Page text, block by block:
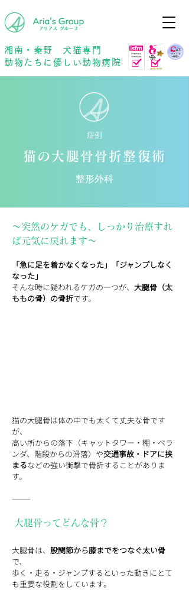
湘南・秦野 犬猫専門
動物たちに優しい動物病院
症例
猫の大腿骨骨折整復術
整形外科
〜突然のケガでも、しっかり治療すれ
ば元気に戻れます〜
「急に足を着かなくなった」「ジャンプしなく
なった」
そんな時に疑われるケガの一つが、 大腿骨（太
ももの骨）の骨折です。
猫の大腿骨は体の中でも太くて丈夫な骨です
が、
高い所からの落下（キャットタワー・棚・ベラ
ンダ、階段からの滑落）や交通事故・ドアに挟
まるなどの強い衝撃で骨折することがありま
す。
⸻
大腿骨ってどんな骨？
大腿骨は、 股関節から膝までをつなぐ太い骨
で、
歩く・走る・ジャンプするといった動きにとて
も重要な役割をしています。